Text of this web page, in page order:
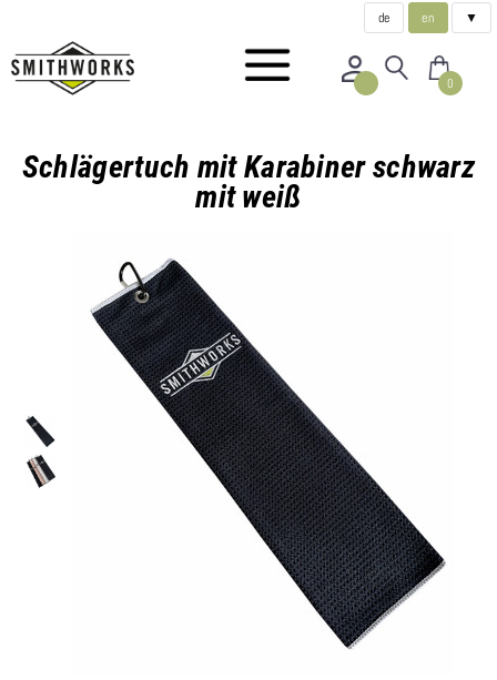
de en ▼
0
Schlägertuch mit Karabiner schwarz
mit weiß